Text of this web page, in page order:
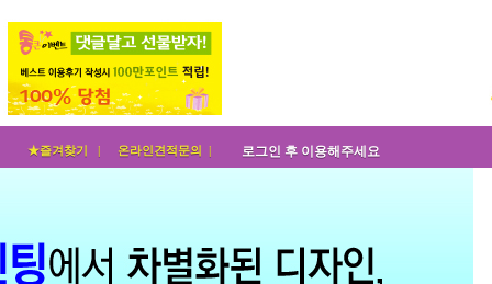
★즐겨찾기 | 온라인견적문의 | 로그인 후 이용해주세요